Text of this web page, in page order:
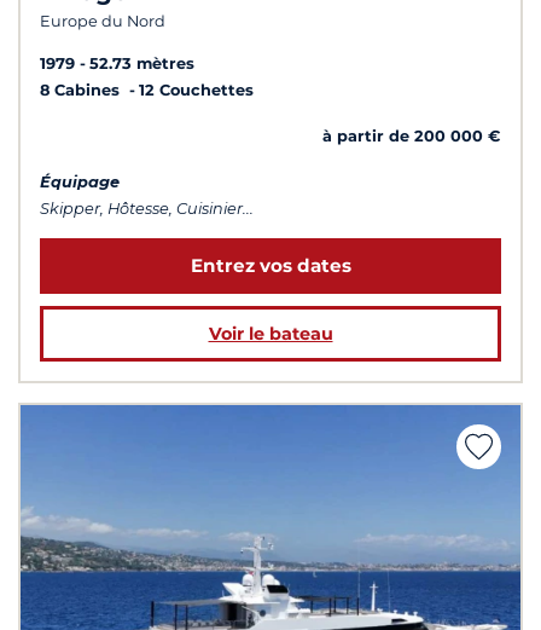
Europe du Nord
1979
52.73 mètres
8 Cabines
12 Couchettes
à partir de 200 000 €
Équipage
Skipper, Hôtesse, Cuisinier...
Entrez vos dates
Voir le bateau